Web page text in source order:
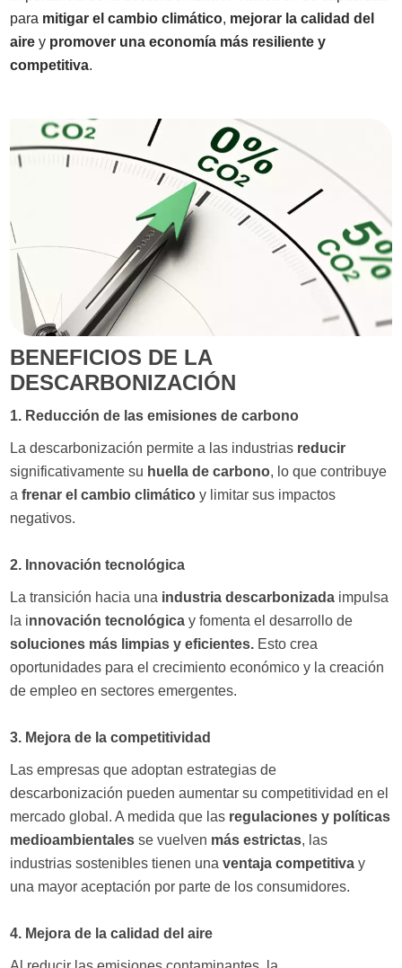
para mitigar el cambio climático, mejorar la calidad del
aire y promover una economía más resiliente y
competitiva.
BENEFICIOS DE LA
DESCARBONIZACIÓN
1. Reducción de las emisiones de carbono
La descarbonización permite a las industrias reducir
significativamente su huella de carbono, lo que contribuye
afrenar el cambio climático y limitar sus impactos
negativos.
2. Innovación tecnológica
La transición hacia una industria descarbonizada impulsa
la innovación tecnológica y fomenta el desarrollo de
soluciones más limpias y eficientes. Esto crea
oportunidades para el crecimiento económico y la creación
de empleo en sectores emergentes.
3. Mejora de la competitividad
Las empresas que adoptan estrategias de
descarbonización pueden aumentar su competitividad en el
mercado global. A medida que las regulaciones y políticas
medioambientales se vuelven más estrictas, las
industrias sostenibles tienen unaventaja competitiva y
una mayor aceptación por parte de los consumidores.
4. Mejora de la calidad del aire